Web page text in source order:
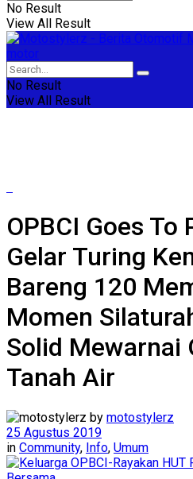
No Result
View All Result
No Result
View All Result
OPBCI Goes To
Gelar Turing
Bareng 120
Momen
Solid Mewarnai
Tanah Air
by motostylerz
25 Agustus 2019
in Community, Info, Umum